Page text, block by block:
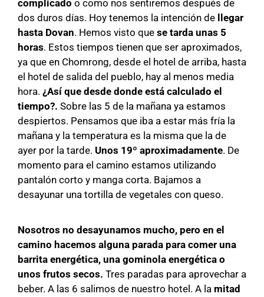
complicado o como nos sentiremos después de
dos duros días. Hoy tenemos la intención de
llegar
hasta Dovan. Hemos visto que se tarda unas 5
horas. Estos tiempos tienen que ser aproximados,
ya que en Chomrong, desde el hotel de arriba, hasta
el hotel de salida del pueblo, hay al menos media
hora. ¿Así que desde donde está calculado el
tiempo?. Sobre las 5 de la mañana ya estamos
despiertos. Pensamos que iba a estar más fría la
mañana y la temperatura es la misma que la de
ayer por la tarde. Unos 19º aproximadamente. De
momento para el camino estamos utilizando
pantalón corto y manga corta. Bajamos a
desayunar una tortilla de vegetales con queso.
Nosotros no desayunamos mucho, pero en el
camino hacemos alguna parada para comer una
barrita energética, una gominola energética o
unos frutos secos. Tres paradas para aprovechar a
beber. A las 6 salimos de nuestro hotel. A la mitad